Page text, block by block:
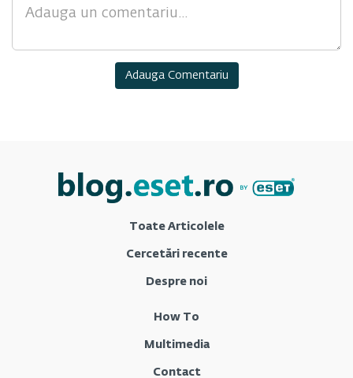
Toate Articolele
Cercetări recente
Despre noi
How To
Multimedia
Contact